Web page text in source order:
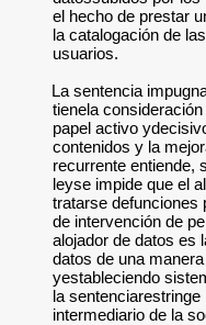
el hecho de prestar
la catalogación de
usuarios.
La sentencia
tienela
papel activo
contenidos y la
recurrente entiende,
leyse impide que el
tratarse defunciones
de intervención de
alojador de datos es
datos de una
yestableciendo
la
intermediario de la